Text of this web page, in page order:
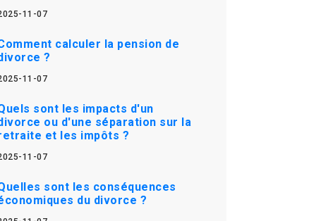
11-07
calculer la pension de
?
11-07
sont les impacts d'un
ou d'une séparation sur la
et les impôts ?
11-07
sont les conséquences
du divorce ?